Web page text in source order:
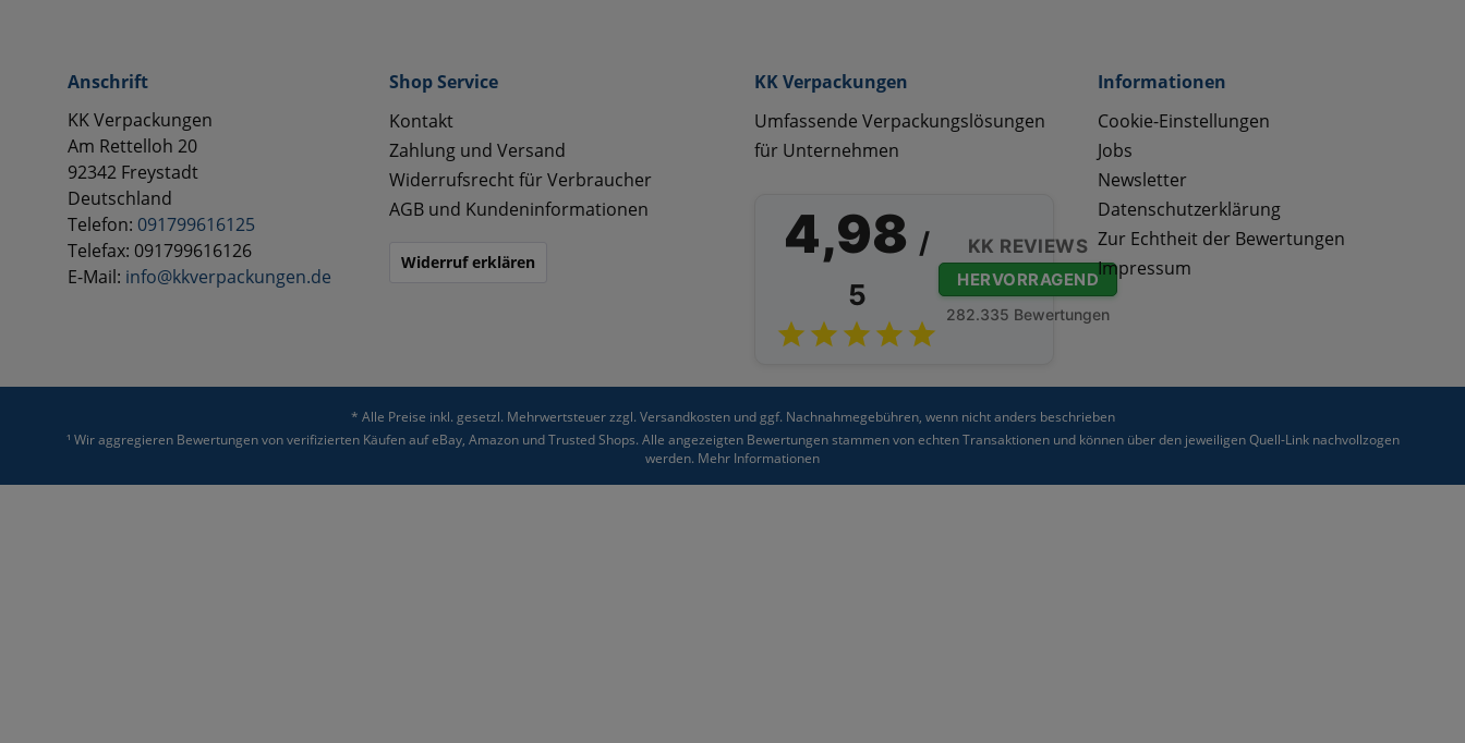
Anschrift
KK Verpackungen
Am Rettelloh 20
92342 Freystadt
Deutschland
Telefon: 091799616125
Telefax: 091799616126
E-Mail: info@kkverpackungen.de
Shop Service
Kontakt
Zahlung und Versand
Widerrufsrecht für Verbraucher
AGB und Kundeninformationen
Widerruf erklären
KK Verpackungen
Umfassende Verpackungslösungen
für Unternehmen
4,98 /
5
KK REVIEWS
HERVORRAGEND
282.335 Bewertungen
Informationen
Cookie-Einstellungen
Jobs
Newsletter
Datenschutzerklärung
Zur Echtheit der Bewertungen
Impressum
* Alle Preise inkl. gesetzl. Mehrwertsteuer zzgl. Versandkostenund ggf. Nachnahmegebühren, wenn nicht anders beschrieben
¹ Wir aggregieren Bewertungen von verifizierten Käufen auf eBay, Amazon und Trusted Shops. Alle angezeigten Bewertungen stammen von echten Transaktionen und können über den jeweiligen Quell-Link nachvollzogen
werden. Mehr Informationen